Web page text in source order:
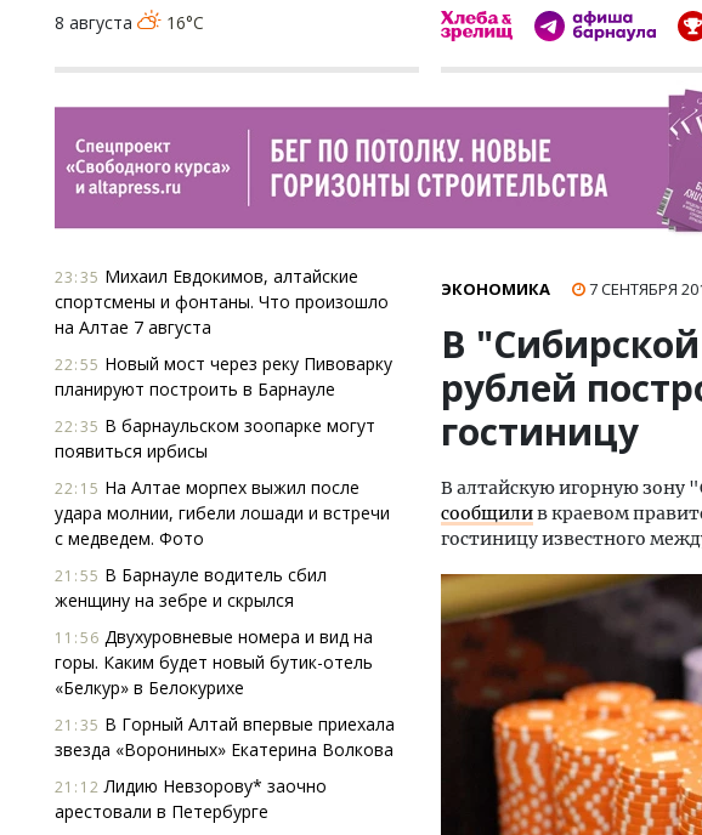
8 августа
16°C
23:35 Михаил Евдокимов, алтайские
спортсмены и фонтаны. Что произошло
на Алтае 7 августа
22:55 Новый мост через реку Пивоварку
планируют построить в Барнауле
22:35 В барнаульском зоопарке могут
появиться ирбисы
22:15 На Алтае морпех выжил после
удара молнии, гибели лошади и встречи
с медведем. Фото
21:55 В Барнауле водитель сбил
женщину на зебре и скрылся
11:56 Двухуровневые номера и вид на
горы. Каким будет новый бутик-отель
«Белкур» в Белокурихе
21:35 В Горный Алтай впервые приехала
звезда «Ворониных» Екатерина Волкова
21:12 Лидию Невзорову* заочно
арестовали в Петербурге
ЭКОНОМИКА 7 СЕНТЯБРЯ
В
рублей
гостиницу
В алтайскую игорную зону
сообщилив краевом
гостиницу известного